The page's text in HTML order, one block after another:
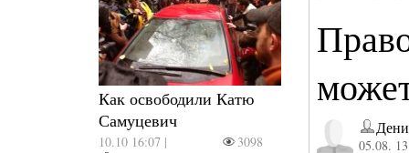
Как освободили Катю
Самуцевич
10.10 16:07 |
3098
05.08.